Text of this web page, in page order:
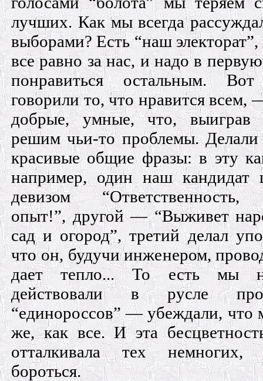
лучших. Как мы всегда
выборами? Есть “наш
все равно за нас, и надо в
понравиться остальным.
говорили то, что нравится
добрые, умные, что, выиграв
решим чьи-то проблемы.
красивые общие фразы: в эту
например, один наш кандидат
девизом “Ответственность,
опыт!”, другой — “Выживет
сад и огород”, третий делал
что он, будучи инженером,
дает тепло... То есть мы
действовали в русле
“единороссов” — убеждали, что
же, как все. И эта
отталкивала тех немногих,
бороться.